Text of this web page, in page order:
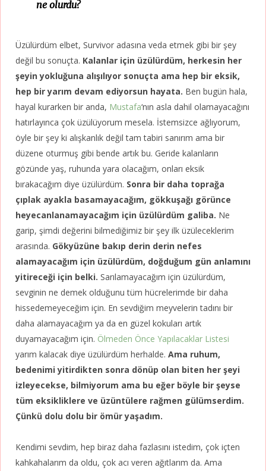
ne olurdu?
Üzülürdüm elbet, Survivor adasına veda etmek gibi bir şey
değil bu sonuçta. Kalanlar için üzülürdüm, herkesin her
şeyin yokluğuna alışılıyor sonuçta ama hep bir eksik,
hep bir yarım devam ediyorsun hayata. Ben bugün hala,
hayal kurarken bir anda, Mustafa‘nın asla dahil olamayacağını
hatırlayınca çok üzülüyorum mesela. İstemsizce ağlıyorum,
öyle bir şey ki alışkanlık değil tam tabiri sanırım ama bir
düzene oturmuş gibi bende artık bu. Geride kalanların
gözünde yaş, ruhunda yara olacağım, onları eksik
bırakacağım diye üzülürdüm. Sonra bir daha toprağa
çıplak ayakla basamayacağım, gökkuşağı görünce
heyecanlanamayacağım için üzülürdüm galiba. Ne
garip, şimdi değerini bilmediğimiz bir şey ilk üzüleceklerim
arasında. Gökyüzüne bakıp derin derin nefes
alamayacağım için üzülürdüm, doğduğum gün anlamını
yitireceği için belki. Sarılamayacağım için üzülürdüm,
sevginin ne demek olduğunu tüm hücrelerimde bir daha
hissedemeyeceğim için. En sevdiğim meyvelerin tadını bir
daha alamayacağım ya da en güzel kokuları artık
duyamayacağım için. Ölmeden Önce Yapılacaklar Listesi
yarım kalacak diye üzülürdüm herhalde. Ama ruhum,
bedenimi yitirdikten sonra dönüp olan biten her şeyi
izleyecekse, bilmiyorum ama bu eğer böyle bir şeyse
tüm eksikliklere ve üzüntülere rağmen gülümserdim.
Çünkü dolu dolu bir ömür yaşadım.
Kendimi sevdim, hep biraz daha fazlasını istedim, çok içten
kahkahalarım da oldu, çok acı veren ağıtlarım da. Ama